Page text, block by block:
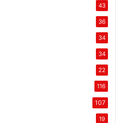
43
36
34
34
22
116
107
19